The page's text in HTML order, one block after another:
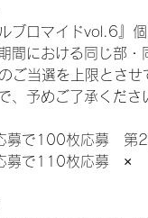
ルブロマイドvol.6』
間における同じ部・
ご当選を上限とさせ
、予めご了承くださ
募で100枚応募　第
で110枚応募　×